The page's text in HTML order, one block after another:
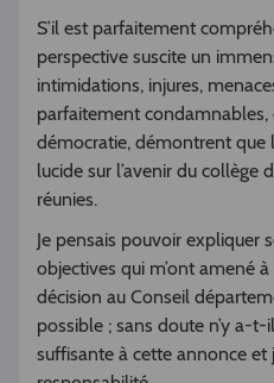
S’il est parfaitement
perspective suscite un
intimidations, injures,
parfaitement condamnables,
démocratie, démontrent que
lucide sur l’avenir du
réunies.
Je pensais pouvoir expliquer
objectives qui m’ont amené
décision au Conseil
possible ; sans doute n’y a-
suffisante à cette annonce et